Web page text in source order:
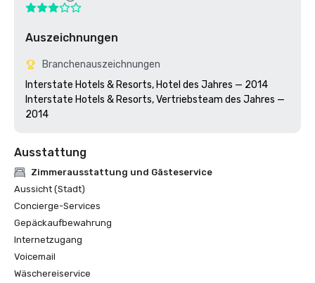
Auszeichnungen
Branchenauszeichnungen
Interstate Hotels & Resorts, Hotel des Jahres — 2014
Interstate Hotels & Resorts, Vertriebsteam des Jahres —
Ausstattung
Zimmerausstattung und Gästeservice
Aussicht (Stadt)
Concierge-Services
Gepäckaufbewahrung
Internetzugang
Voicemail
Wäschereiservice